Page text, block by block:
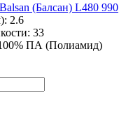
(Балсан) L480 990
2.6
33
ПА (Полиамид)